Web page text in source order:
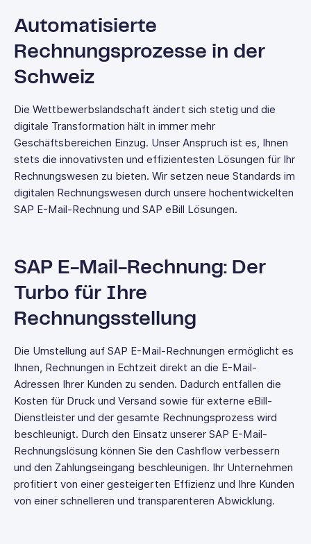
Automatisierte
Rechnungsprozesse in der
Schweiz
Die Wettbewerbslandschaft ändert sich stetig und die
digitale Transformation hält in immer mehr
Geschäftsbereichen Einzug. Unser Anspruch ist es, Ihnen
stets die innovativsten und effizientesten Lösungen für Ihr
Rechnungswesen zu bieten. Wir setzen neue Standards im
digitalen Rechnungswesen durch unsere hochentwickelten
SAP E-Mail-Rechnung und SAP eBill Lösungen.
SAP E-Mail-Rechnung: Der
Turbo für Ihre
Rechnungsstellung
Die Umstellung auf SAP E-Mail-Rechnungen ermöglicht es
Ihnen, Rechnungen in Echtzeit direkt an die E-Mail-
Adressen Ihrer Kunden zu senden. Dadurch entfallen die
Kosten für Druck und Versand sowie für externe eBill-
Dienstleister und der gesamte Rechnungsprozess wird
beschleunigt. Durch den Einsatz unserer SAP E-Mail-
Rechnungslösung können Sie den Cashflow verbessern
und den Zahlungseingang beschleunigen. Ihr Unternehmen
profitiert von einer gesteigerten Effizienz und Ihre Kunden
von einer schnelleren und transparenteren Abwicklung.